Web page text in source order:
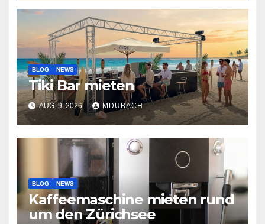
BLOG NEWS
Tiki Bar mieten
AUG. 9, 2026 MDUBACH
BLOG NEWS
Kaffeemaschine mieten rund
um den Zürichsee